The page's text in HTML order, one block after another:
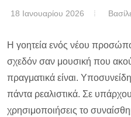
18 Ιανουαρίου 2026
Η γοητεία ενός νέου
σχεδόν σαν μουσική που
πραγματικά είναι.
πάντα ρεαλιστικά. Σε
χρησιμοποιήσεις το